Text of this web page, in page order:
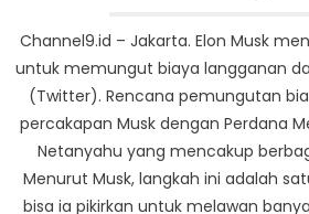
Channel9.id – Jakarta. Elon Musk
untuk memungut biaya langganan
(Twitter). Rencana pemungutan
percakapan Musk dengan Perdana
Netanyahu yang mencakup
Menurut Musk, langkah ini adalah
bisa ia pikirkan untuk melawan